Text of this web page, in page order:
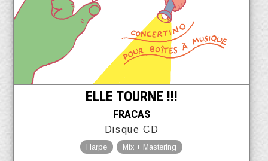
ELLE TOURNE !!!
FRACAS
Disque CD
Harpe Mix + Mastering